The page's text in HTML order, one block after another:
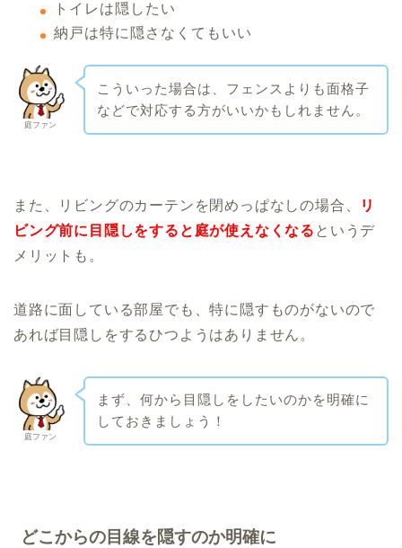
トイレは隠したい
納戸は特に隠さなくてもいい
庭ファン
こういった場合は、フェンスよりも面格子
などで対応する方がいいかもしれません。
また、リビングのカーテンを閉めっぱなしの場合、
リ
ビング前に目隠しをすると庭が使えなくなる というデ
メリットも。
道路に面している部屋でも、特に隠すものがないので
あれば目隠しをするひつようはありません。
庭ファン
まず、何から目隠しをしたいのかを明確に
しておきましょう！
どこからの目線を隠すのか明確に